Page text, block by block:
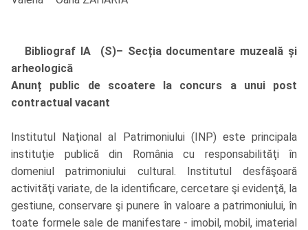
Bibliograf IA (S)– Secția documentare muzeală și
arheologică
Anunț public de scoatere la concurs a unui post
contractual vacant
Institutul Naţional al Patrimoniului (INP) este principala
instituţie publică din România cu responsabilităţi în
domeniul patrimoniului cultural. Institutul desfăşoară
activităţi variate, de la identificare, cercetare şi evidenţă, la
gestiune, conservare şi punere în valoare a patrimoniului, în
toate formele sale de manifestare - imobil, mobil, imaterial